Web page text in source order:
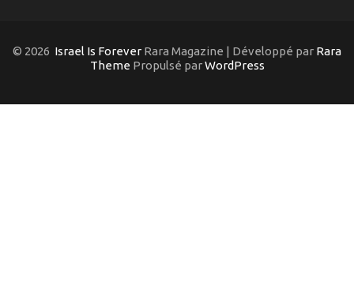
© 2026 Israel Is Forever Rara Magazine | Développé par Rara
Theme Propulsé parWordPress